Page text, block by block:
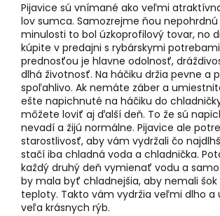
Pijavice sú vnímané ako veľmi
lov sumca. Samozrejme ňou nepohrdnú
minulosti to bol úzkoprofilový tovar, no
kúpite v predajni s rybárskymi
prednosťou je hlavne odolnosť,
dlhá životnosť. Na háčiku držia pevne a
spoľahlivo. Ak nemáte záber a
ešte napichnuté na háčiku do
môžete loviť aj ďalší deň. To že sú
nevadí a žijú normálne. Pijavice ale
starostlivosť, aby vám vydržali čo
stačí iba chladná voda a chladnička.
každý druhý deň vymienať vodu a
by mala byť chladnejšia, aby nemali šok
teploty. Takto vám vydržia veľmi dlho a
veľa krásnych rýb.